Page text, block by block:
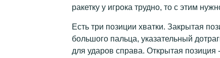
ракетку у игрока трудно, то с этим
Есть три позиции хватки. Закрытая
большого пальца, указательный
для ударов справа. Открытая позиция